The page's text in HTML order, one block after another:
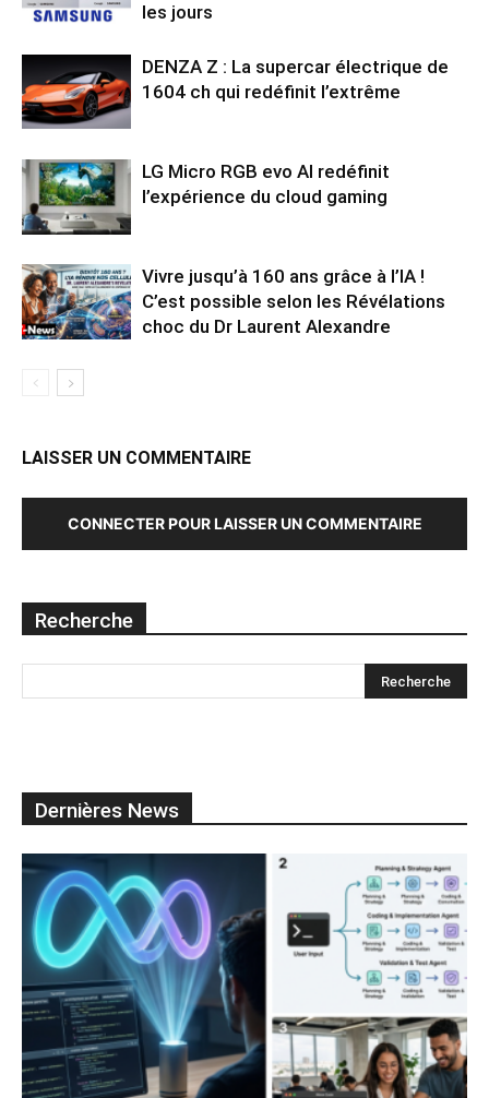
les jours
DENZA Z : La supercar électrique de
1604 ch qui redéfinit l’extrême
LG Micro RGB evo AI redéfinit
l’expérience du cloud gaming
Vivre jusqu’à 160 ans grâce à l’IA !
C’est possible selon les Révélations
choc du Dr Laurent Alexandre
LAISSER UN COMMENTAIRE
CONNECTER POUR LAISSER UN COMMENTAIRE
Recherche
Dernières News